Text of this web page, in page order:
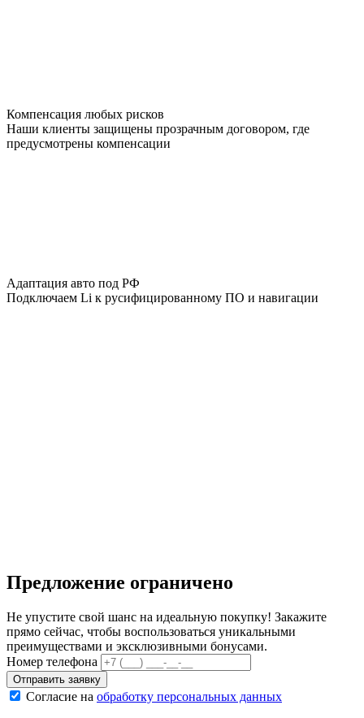
Компенсация любых рисков
Наши клиенты защищены прозрачным договором, где
предусмотрены компенсации
Адаптация авто под РФ
Подключаем Li к русифицированному ПО и навигации
Предложение ограничено
Не упустите свой шанс на идеальную покупку! Закажите
прямо сейчас, чтобы воспользоваться уникальными
преимуществами и эксклюзивными бонусами.
Email
Номер телефона
Отправить заявку
Согласие на обработку персональных данных